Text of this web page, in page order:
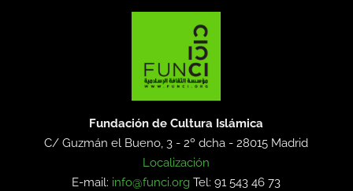
Fundación de Cultura Islámica
C/ Guzmán el Bueno, 3 - 2º dcha -28015 Madrid
Localización
E-mail: info@funci.org Tel: 91 543 46 73